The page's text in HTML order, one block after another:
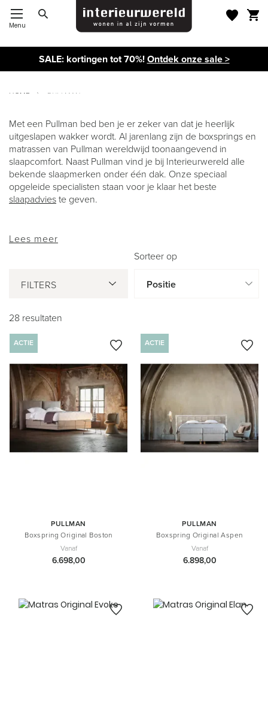
Menu
SALE: kortingen tot 70%!Ontdek onze sale >
HOME PULLMAN
PULLMAN
Met een Pullman bed ben je er zeker van dat je heerlijk
uitgeslapen wakker wordt. Al jarenlang zijn de boxsprings en
matrassen van Pullman wereldwijd toonaangevend in
slaapcomfort. Naast Pullman vind je bij Interieurwereld alle
bekende slaapmerken onder één dak. Onze speciaal
opgeleide specialisten staan voor je klaar het beste
slaapadvieste geven.
Lees meer
FILTERS
28 resultaten
Sorteer op
ACTIE
PULLMAN
Boxspring Original Boston
Vanaf
6.698,00
ACTIE
PULLMAN
Boxspring Original Aspen
Vanaf
6.898,00